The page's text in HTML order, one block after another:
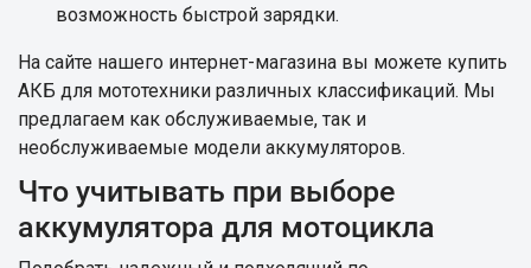
возможность быстрой зарядки.
На сайте нашего интернет-магазина вы можете купить
АКБ для мототехники различных классификаций. Мы
предлагаем как обслуживаемые, так и
необслуживаемые модели аккумуляторов.
Что учитывать при выборе
аккумулятора для мотоцикла